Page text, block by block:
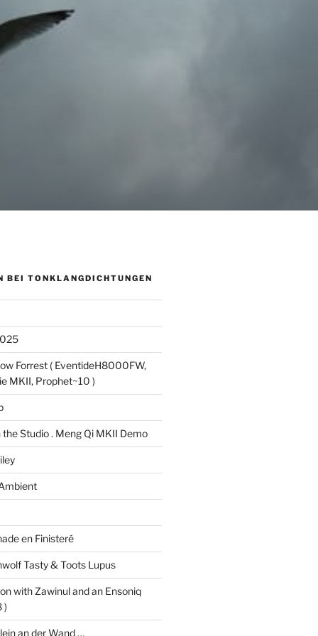
BEI TONKLANGDICHTUNGEN
Forrest ( EventideH8000FW,
MKII, Prophet~10 )
Studio . Meng Qi MKII Demo
en Finisteré
Tasty & Toots Lupus
with Zawinul and an Ensoniq
)
an der Wand …